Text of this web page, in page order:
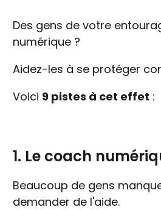
Des gens de votre
numérique ?
Aidez-les à se protéger
Voici 9 pistes à cet effet :
1. Le coach
Beaucoup de gens
demander de l'aide.